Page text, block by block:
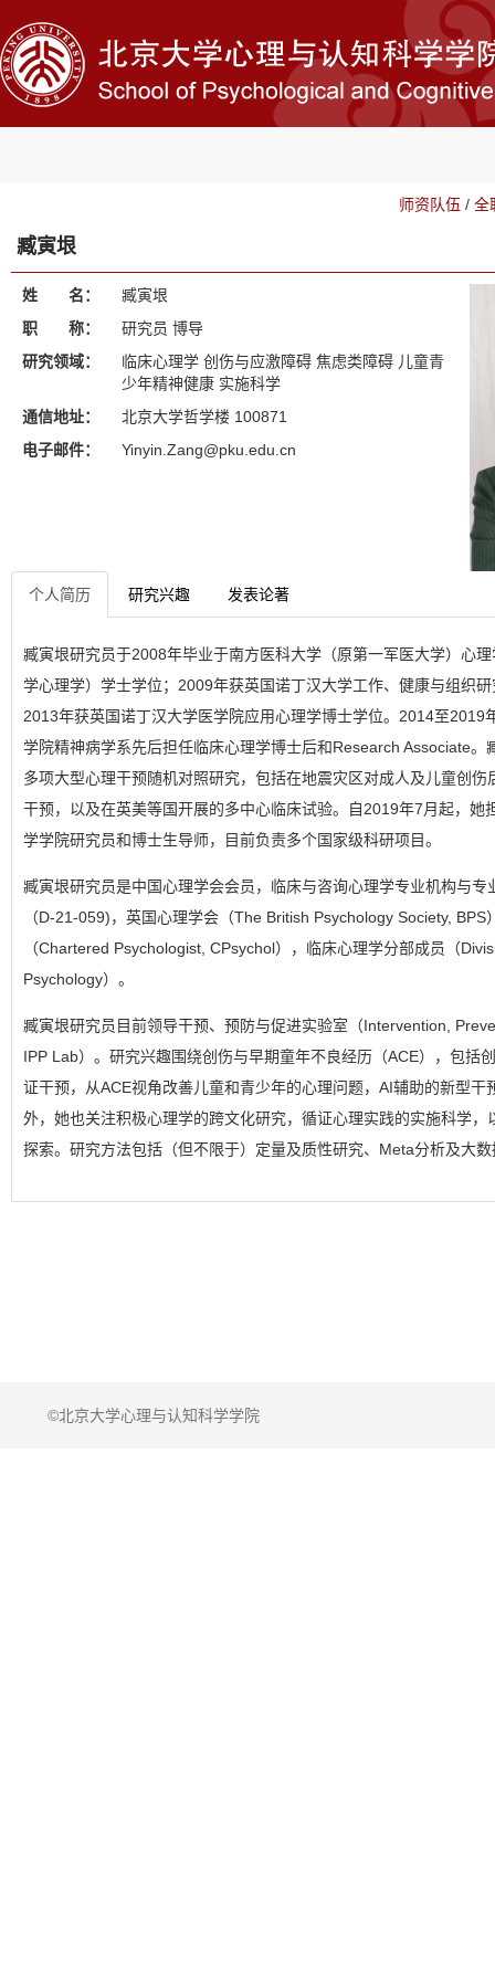
师资队伍 / 全
臧寅垠
姓 名：
臧寅垠
职 称：
研究员 博导
研究领域：
临床心理学 创伤与应激障碍 焦虑类障碍 儿童青
少年精神健康 实施科学
通信地址：
北京大学哲学楼 100871
电子邮件：
Yinyin.Zang@pku.edu.cn
个人简历 研究兴趣 发表论著
臧寅垠研究员于2008年毕业于南方医科大学（原第一军医大学）心
学心理学）学士学位；2009年获英国诺丁汉大学工作、健康与组织
2013年获英国诺丁汉大学医学院应用心理学博士学位。2014至2019
学院精神病学系先后担任临床心理学博士后和Research Associate。
多项大型心理干预随机对照研究，包括在地震灾区对成人及儿童创伤
干预，以及在英美等国开展的多中心临床试验。自2019年7月起，她
学学院研究员和博士生导师，目前负责多个国家级科研项目。
臧寅垠研究员是中国心理学会会员，临床与咨询心理学专业机构与专
（D-21-059)，英国心理学会（The British Psychology Society, BPS
（Chartered Psychologist, CPsychol），临床心理学分部成员（
Psychology）。
臧寅垠研究员目前领导干预、预防与促进实验室（Intervention,
IPP Lab）。研究兴趣围绕创伤与早期童年不良经历（ACE），包括
证干预，从ACE视角改善儿童和青少年的心理问题，AI辅助的新型干
外，她也关注积极心理学的跨文化研究，循证心理实践的实施科学，
探索。研究方法包括（但不限于）定量及质性研究、Meta分析及大
©北京大学心理与认知科学学院